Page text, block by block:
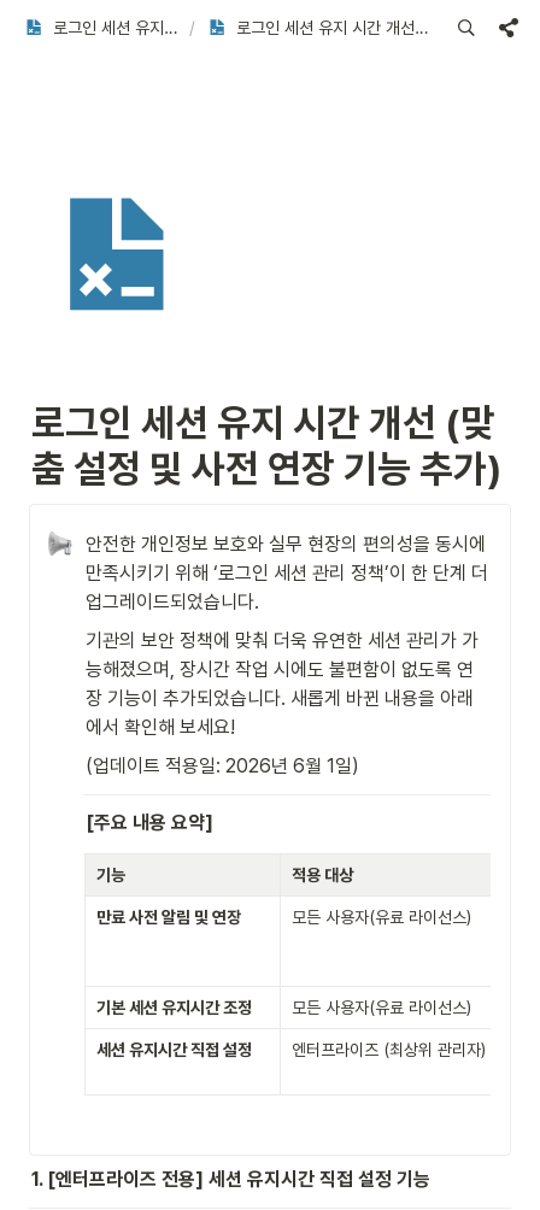
로그인 세션 유지 시간 개선 (맞춤 설정 및 사전 연장 기능 추가) / 로그인 세션 유지 시간 개선 (맞춤 설정 및 사전 연장 기능 추가)
로그인 세션 유지 시간 개선 (맞
춤 설정 및 사전 연장 기능 추가)
안전한 개인정보 보호와 실무 현장의 편의성을 동시에
만족시키기 위해 ‘로그인 세션 관리 정책’이 한 단계 더
업그레이드되었습니다.
기관의 보안 정책에 맞춰 더욱 유연한 세션 관리가 가
능해졌으며, 장시간 작업 시에도 불편함이 없도록 연
장 기능이 추가되었습니다. 새롭게 바뀐 내용을 아래
에서 확인해 보세요!
(업데이트 적용일: 2026년 6월 1일)
[주요 내용 요약]
기능 적용 대상
만료 사전 알림 및 연장 모든 사용자(유료 라이선스)
기본 세션 유지시간 조정 모든 사용자(유료 라이선스)
세션 유지시간 직접 설정 엔터프라이즈 (최상위 관리자)
1. [엔터프라이즈 전용] 세션 유지시간 직접 설정 기능